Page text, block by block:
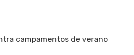
campamentos de verano